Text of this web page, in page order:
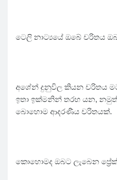
ටෙලි නාට්‍යයේ ඔබේ චරිතය
අශේන් දුනුවිල කියන චරිතය
ඉතා ඉක්මනින් තරහ යන,
බොහොම ආදරණීය චරිතයක්.
කොහොමද ඔබට ලැබෙන